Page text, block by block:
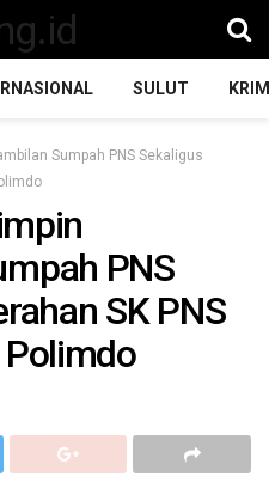
SULUT
Sumpah PNS Sekaligus
PNS
SK PNS
Polimdo